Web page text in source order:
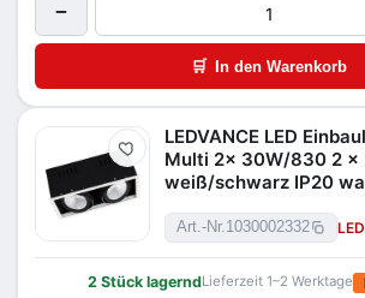
−
🛒 In den Warenkorb
Merken
LEDVANCE LED
Multi 2x 30W/830 2 x
weiß/schwarz IP20
Art.-Nr.1030002332
2 Stück lagerndLieferzeit 1–2 Werktage